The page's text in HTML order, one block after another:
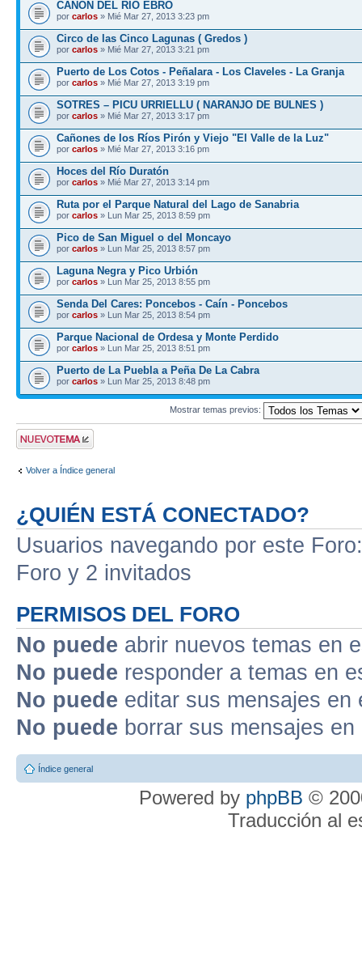
CAÑÓN DEL RÍO EBRO
por carlos » Mié Mar 27, 2013 3:23 pm
Circo de las Cinco Lagunas ( Gredos )
por carlos » Mié Mar 27, 2013 3:21 pm
Puerto de Los Cotos - Peñalara - Los Claveles - La Granja
por carlos » Mié Mar 27, 2013 3:19 pm
SOTRES – PICU URRIELLU ( NARANJO DE BULNES )
por carlos » Mié Mar 27, 2013 3:17 pm
Cañones de los Ríos Pirón y Viejo "El Valle de la Luz"
por carlos » Mié Mar 27, 2013 3:16 pm
Hoces del Río Duratón
por carlos » Mié Mar 27, 2013 3:14 pm
Ruta por el Parque Natural del Lago de Sanabria
por carlos » Lun Mar 25, 2013 8:59 pm
Pico de San Miguel o del Moncayo
por carlos » Lun Mar 25, 2013 8:57 pm
Laguna Negra y Pico Urbión
por carlos » Lun Mar 25, 2013 8:55 pm
Senda Del Cares: Poncebos - Caín - Poncebos
por carlos » Lun Mar 25, 2013 8:54 pm
Parque Nacional de Ordesa y Monte Perdido
por carlos » Lun Mar 25, 2013 8:51 pm
Puerto de La Puebla a Peña De La Cabra
por carlos » Lun Mar 25, 2013 8:48 pm
Mostrar temas previos:
Publicar un nuevo
tema
Volver a Índice general
¿QUIÉN ESTÁ CONECTADO?
Usuarios navegando por este
Foro y 2 invitados
PERMISOS DEL FORO
No puede abrir nuevos temas en
No puede responder a temas en
No puede editar sus mensajes en
No puede borrar sus mensajes
Índice general
Powered by phpBB ©
Traducción al